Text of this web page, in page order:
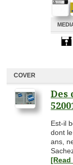
COVER
Des
Est-il
dont
ans,
[Read